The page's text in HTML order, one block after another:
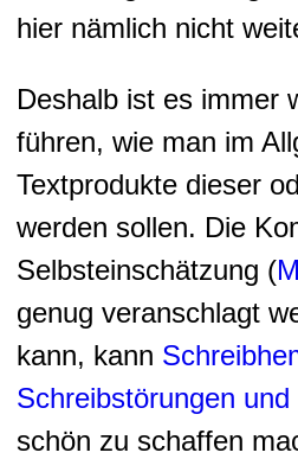
hier nämlich nicht
Deshalb ist es immer
führen, wie man im
Textprodukte dieser
werden sollen. Die
Selbsteinschätzung (
genug veranschlagt
kann, kann
Schreibstörungen
schön zu schaffen